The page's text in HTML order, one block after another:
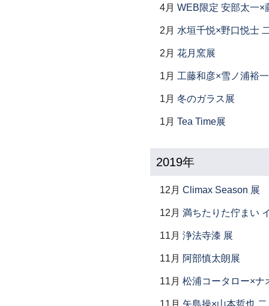
4月 WEB限定 安部太一×
2月 水垣千悦×野口悦士
2月 花月窯展
1月 工藤和彦×雪ノ浦裕
1月 冬のガラス展
1月 Tea Time展
2019年
12月 Climax Season 展
12月 満ちたりた佇まい
11月 浄法寺漆 展
11月 阿部慎太朗展
11月 松浦コータロー×ナ
11月 矢島操×山本哲也